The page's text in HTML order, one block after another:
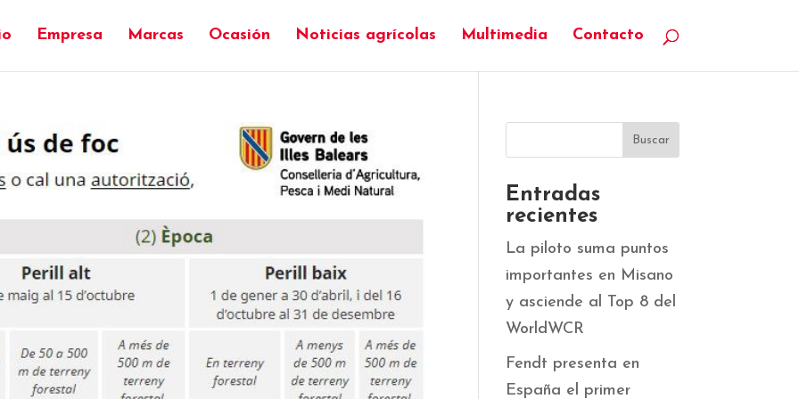
Empresa Marcas Ocasión Noticias agrícolas Multimedia Contacto
Entradas
recientes
La piloto suma puntos
importantes en Misano
y asciende al Top 8 del
WorldWCR
Fendt presenta en
España el primer